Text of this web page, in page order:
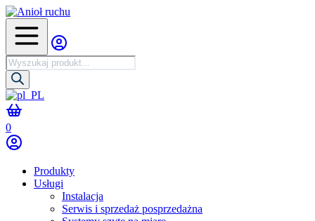
Wyszukiwarka
produktów
0
Produkty
Usługi
Instalacja
Serwis i sprzedaż posprzedażna